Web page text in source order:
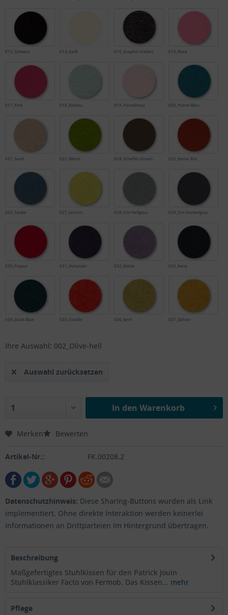
013_Schwarz 014_Gelb 015_Graphit-meliert 016_Rosa
017_Pink 018_Eisblau 019_Pastellrosa 020_Petrol-Blau
021_Sand 023_Wiese 024_Schiefer-Gruen 025_Kenia-Rot
026_Taube 027_Lemon 028_Uni-Hellgrau 029_Uni-Dunkelgrau
030_Purpur 031_Holunder 032_Malve 033_Navy
034_Duck-Blue 035_Coralle 036_Senf 037_Safran
Ihre Auswahl: 002_Olive-hell
Auswahl zurücksetzen
In den Warenkorb
Merken Bewerten
Artikel-Nr.: FK.00208.2
Datenschutzhinweis: Diese Sharing-Buttons wurden als Link
implementiert. Ohne direkte Interaktion werden keinerlei
Informationen an Drittparteien im Hintergrund übertragen.
Beschreibung
Maßgefertigtes Stuhlkissen für den Patrick Jouin
Stuhlklassiker Facto von Fermob. Das Kissen... mehr
Pflege